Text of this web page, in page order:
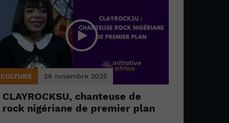
CULTURE 28 novembre 2025
CLAYROCKSU, chanteuse de
rock nigériane de premier plan